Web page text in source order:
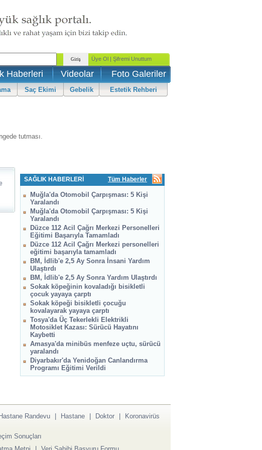
Haberleri Videolar Foto Galeriler
Saç Ekimi Gebelik Estetik Rehberi
tutması.
SAĞLIK HABERLERİ Tüm Haberler
Muğla'da Otomobil Çarpışması: 5 Kişi
Yaralandı
Muğla'da Otomobil Çarpışması: 5 Kişi
Yaralandı
Düzce 112 Acil Çağrı Merkezi Personelleri
Eğitimi Başarıyla Tamamladı
Düzce 112 Acil Çağrı Merkezi personelleri
eğitimi başarıyla tamamladı
BM, İdlib'e 2,5 Ay Sonra İnsani Yardım
Ulaştırdı
BM, İdlib'e 2,5 Ay Sonra Yardım Ulaştırdı
Sokak köpeğinin kovaladığı bisikletli
çocuk yayaya çarptı
Sokak köpeği bisikletli çocuğu
kovalayarak yayaya çarptı
Tosya'da Üç Tekerlekli Elektrikli
Motosiklet Kazası: Sürücü Hayatını
Kaybetti
Amasya'da minibüs menfeze uçtu, sürücü
yaralandı
Diyarbakır'da Yenidoğan Canlandırma
Programı Eğitimi Verildi
Randevu | Hastane | Doktor |
Koronavirüs
Sonuçları